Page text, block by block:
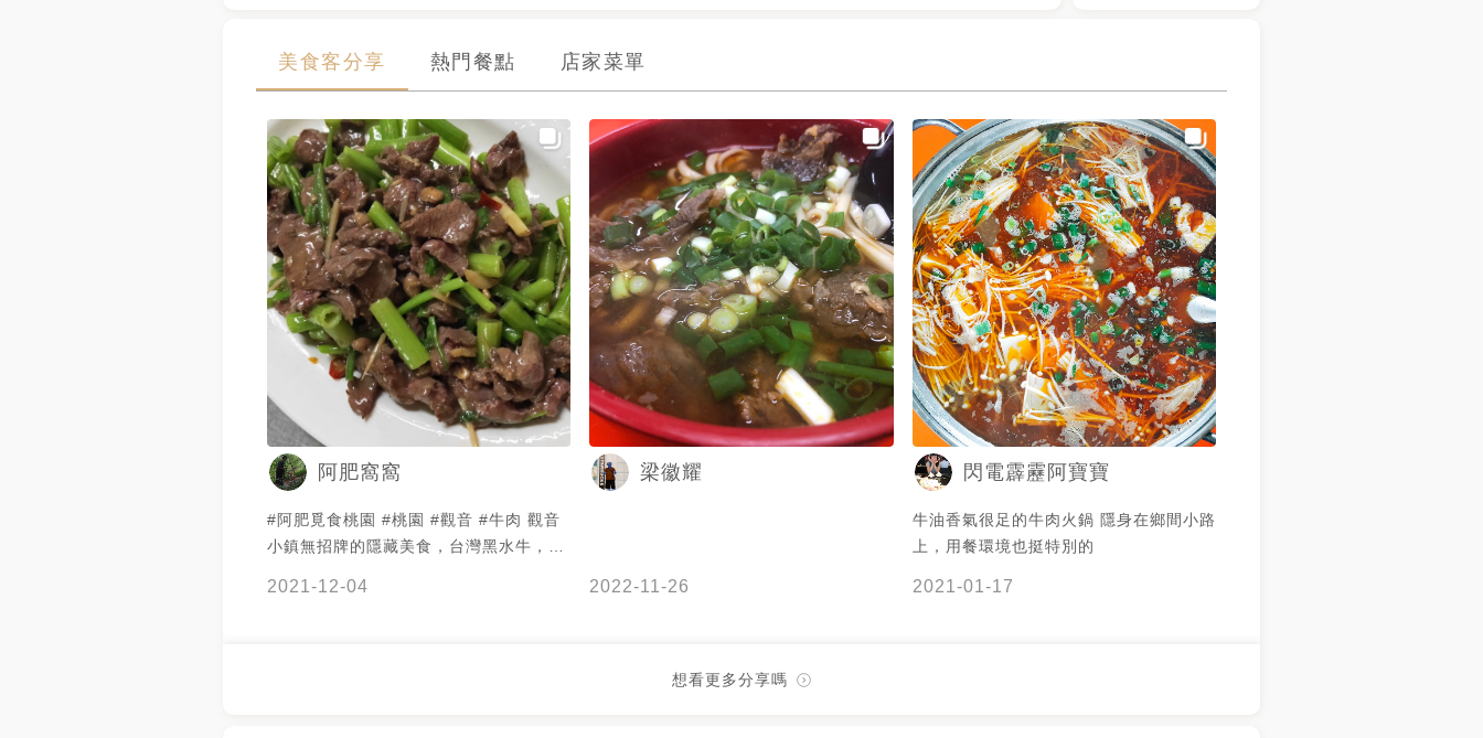
美食客分享 熱門餐點 店家菜單
阿肥窩窩
#阿肥覓食桃園 #桃園 #觀音 #牛肉 觀音
小鎮無招牌的隱藏美食，台灣黑水牛，肉
2021-12-04
梁徽耀
2022-11-26
閃電霹靂阿寶寶
牛油香氣很足的牛肉火鍋 隱身在鄉間小路
上，用餐環境也挺特別的
2021-01-17
想看更多分享嗎